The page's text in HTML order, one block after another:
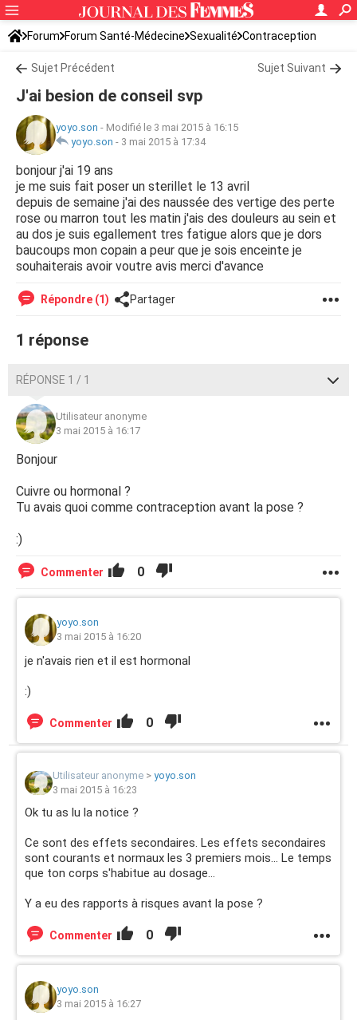
Forum Forum Santé-Médecine Sexualité Contraception
Sujet Précédent Sujet Suivant
J'ai besion de conseil svp
yoyo.son - Modifié le 3 mai 2015 à 16:15
yoyo.son - 3 mai 2015 à 17:34
bonjour j'ai 19 ans
je me suis fait poser un sterillet le 13 avril
depuis de semaine j'ai des naussée des vertige des perte
rose ou marron tout les matin j'ais des douleurs au sein et
au dos je suis egallement tres fatigue alors que je dors
baucoups mon copain a peur que je sois enceinte je
souhaiterais avoir voutre avis merci d'avance
Répondre (1) Partager
1 réponse
RÉPONSE 1 / 1
Utilisateur anonyme
3 mai 2015 à 16:17
Bonjour
Cuivre ou hormonal ?
Tu avais quoi comme contraception avant la pose ?
:)
Commenter 0
yoyo.son
3 mai 2015 à 16:20
je n'avais rien et il est hormonal
:)
Commenter 0
Utilisateur anonyme > yoyo.son
3 mai 2015 à 16:23
Ok tu as lu la notice ?
Ce sont des effets secondaires. Les effets secondaires
sont courants et normaux les 3 premiers mois... Le temps
que ton corps s'habitue au dosage...
Y a eu des rapports à risques avant la pose ?
Commenter 0
yoyo.son
3 mai 2015 à 16:27